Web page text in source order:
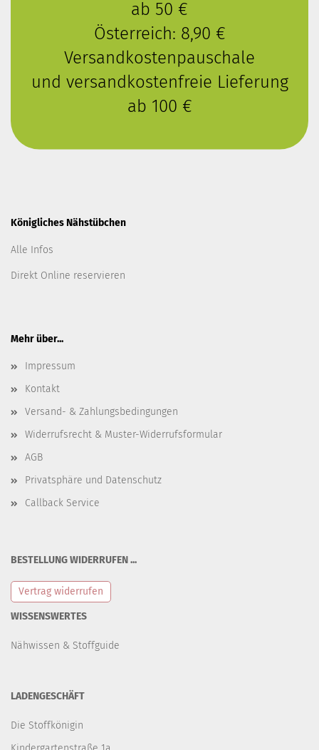
ab 50 €
Österreich: 8,90 €
Versandkostenpauschale
und versandkostenfreie Lieferung
ab 100 €
Königliches Nähstübchen
Alle Infos
Direkt Online reservieren
Mehr über...
Impressum
Kontakt
Versand- & Zahlungsbedingungen
Widerrufsrecht & Muster-Widerrufsformular
AGB
Privatsphäre und Datenschutz
Callback Service
BESTELLUNG WIDERRUFEN ...
Vertrag widerrufen
WISSENSWERTES
Nähwissen & Stoffguide
LADENGESCHÄFT
Die Stoffkönigin